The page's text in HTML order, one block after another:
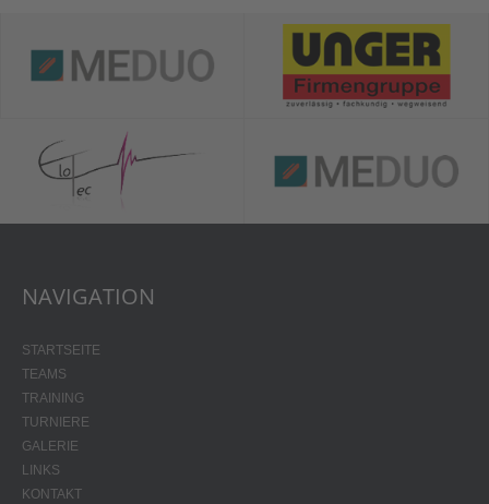
NAVIGATION
STARTSEITE
TEAMS
TRAINING
TURNIERE
GALERIE
LINKS
KONTAKT